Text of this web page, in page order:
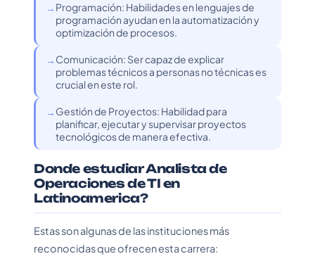
Programación: Habilidades en lenguajes de
programación ayudan en la automatización y
optimización de procesos.
Comunicación: Ser capaz de explicar
problemas técnicos a personas no técnicas es
crucial en este rol.
Gestión de Proyectos: Habilidad para
planificar, ejecutar y supervisar proyectos
tecnológicos de manera efectiva.
Donde estudiar Analista de
Operaciones de TI en
Latinoamerica?
Estas son algunas de las instituciones más
reconocidas que ofrecen esta carrera: